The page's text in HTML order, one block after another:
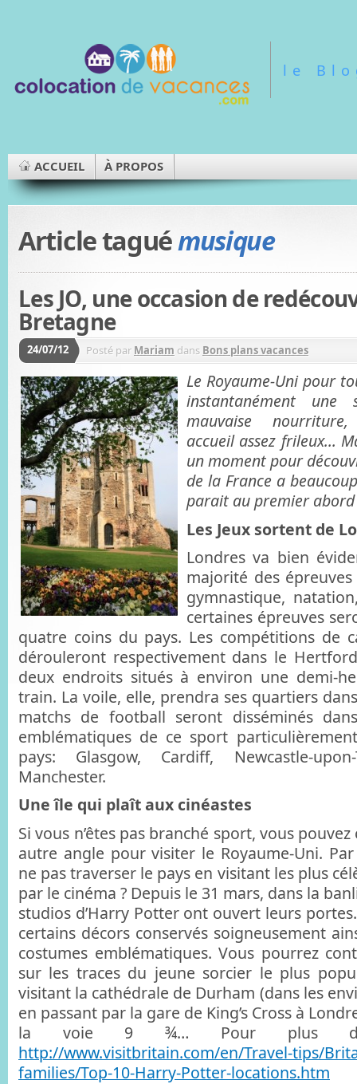
le
ACCUEIL À PROPOS
Article taguémusique
Les JO, une occasion de
Bretagne
24/07/12 Posté par Mariam dans Bons plans vacances
Le Royaume-Uni pour
instantanément
mauvaise
accueil assez frileux…
un moment pour
de la France a
parait au premier
Les Jeux sortent de
Londres va bien
majorité des
gymnastique,
certaines épreuves
quatre coins du pays. Les compétitions de
dérouleront respectivement dans le
deux endroits situés à environ une demi-
train. La voile, elle, prendra ses quartiers
matchs de football seront disséminés
emblématiques de ce sport
pays: Glasgow, Cardiff, Newcastle-
Manchester.
Une île qui plaît aux cinéastes
Si vous n’êtes pas branché sport, vous
autre angle pour visiter le Royaume-Uni.
ne pas traverser le pays en visitant les plus
par le cinéma ? Depuis le 31 mars, dans la
studios d’Harry Potter ont ouvert leurs
certains décors conservés soigneusement
costumes emblématiques. Vous pourrez
sur les traces du jeune sorcier le plus
visitant la cathédrale de Durham (dans les
en passant par la gare de King’s Cross à
la voie 9 ¾… Pour plus
http://www.visitbritain.com/en/Travel-tips/
families/Top-10-Harry-Potter-locations.htm